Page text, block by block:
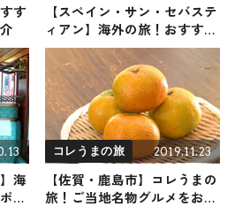
す
【スペイン・サン・セバステ
ィアン】海外の旅！おすすめ
観光スポットやグルメをリポ
ート
海
ッ
コレうまの旅 2019.11.23
【佐賀・鹿島市】コレうまの
旅！ご当地名物グルメをお届